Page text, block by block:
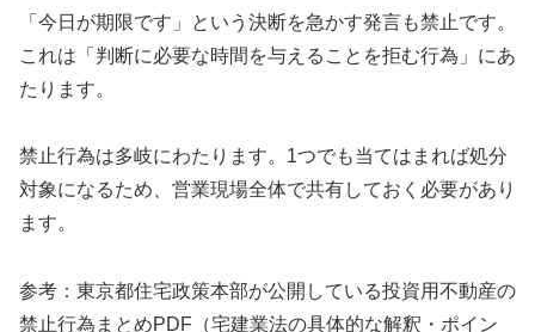
「今日が期限です」という決断を急かす発言も禁止です。
これは「判断に必要な時間を与えることを拒む行為」にあ
たります。
禁止行為は多岐にわたります。1つでも当てはまれば処分
対象になるため、営業現場全体で共有しておく必要があり
ます。
参考：東京都住宅政策本部が公開している投資用不動産の
禁止行為まとめPDF（宅建業法の具体的な解釈・ポイン